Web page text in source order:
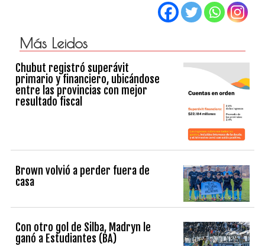
Más Leidos
Chubut registró superávit
primario y financiero, ubicándose
entre las provincias con mejor
resultado fiscal
Brown volvió a perder fuera de
casa
Con otro gol de Silba, Madryn le
ganó a Estudiantes (BA)